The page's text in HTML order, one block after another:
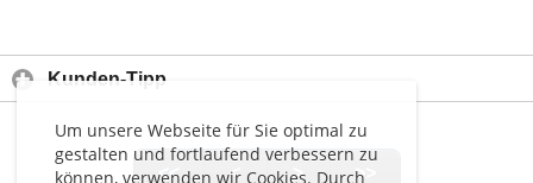
Um unsere Webseite für Sie optimal zu
gestalten und fortlaufend verbessern zu
können, verwenden wir Cookies. Durch
Kunden-Tipp
<< < > >>